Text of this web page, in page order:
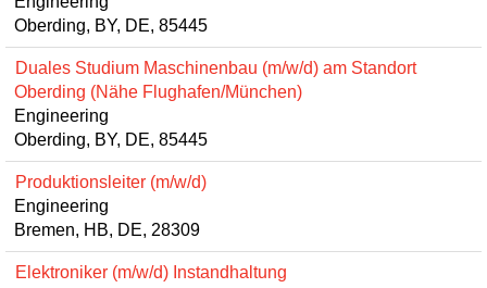
Oberding, BY, DE, 85445
Duales Studium Maschinenbau (m/w/d) am Standort
Oberding (Nähe Flughafen/München)
Engineering
Oberding, BY, DE, 85445
Produktionsleiter (m/w/d)
Engineering
Bremen, HB, DE, 28309
Elektroniker (m/w/d) Instandhaltung